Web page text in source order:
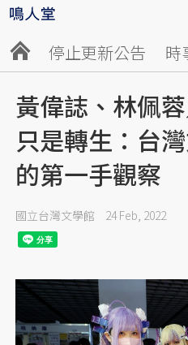
停止更新公告 時
黃偉誌、林佩
只是轉生：台
的第一手觀察
國立台灣文學館 24 Feb, 2022